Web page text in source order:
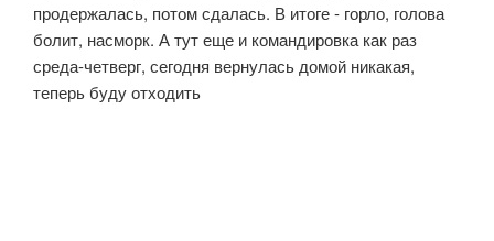
продержалась, потом сдалась. В итоге - горло, голова
болит, насморк. А тут еще и командировка как раз
среда-четверг, сегодня вернулась домой никакая,
теперь буду отходить